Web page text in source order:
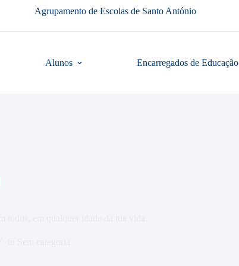
Agrupamento de Escolas de Santo António
Alunos Encarregados de Educação